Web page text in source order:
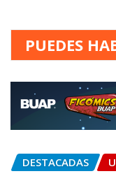
PUEDES
DESTACADAS